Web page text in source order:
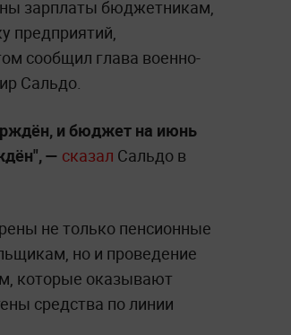
зарплаты бюджетникам,
предприятий,
сообщил глава военно-
Сальдо.
и бюджет на июнь
— сказал Сальдо в
не только пенсионные
но и проведение
которые оказывают
средства по линии